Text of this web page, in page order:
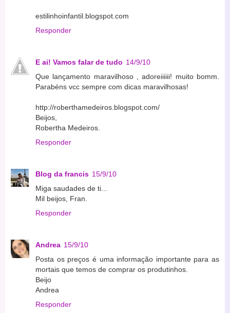
estilinhoinfantil.blogspot.com
Responder
E ai! Vamos falar de tudo 14/9/10
Que lançamento maravilhoso , adoreiiiiii! muito bomm.
Parabéns vcc sempre com dicas maravilhosas!
http://roberthamedeiros.blogspot.com/
Beijos,
Robertha Medeiros.
Responder
Blog da francis 15/9/10
Miga saudades de ti...
Mil beijos, Fran.
Responder
Andrea 15/9/10
Posta os preços é uma informação importante para as
mortais que temos de comprar os produtinhos.
Beijo
Andrea
Responder